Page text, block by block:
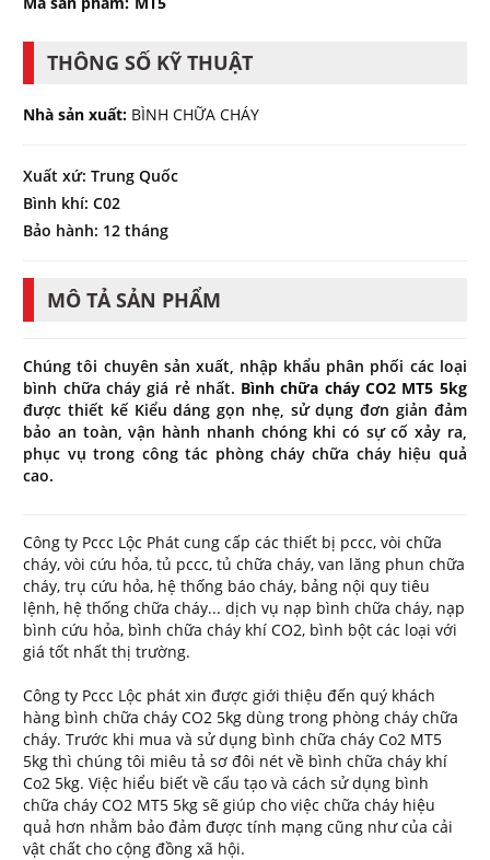
THÔNG SỐ KỸ THUẬT
Nhà sản xuất: BÌNH CHỮA CHÁY
Xuất xứ: Trung Quốc
Bình khí: C02
Bảo hành: 12 tháng
MÔ TẢ SẢN PHẨM
Chúng tôi chuyên sản xuất, nhập khẩu phân phối các loại
bình chữa cháy giá rẻ nhất. Bình chữa cháy CO2 MT5 5kg
được thiết kế Kiểu dáng gọn nhẹ, sử dụng đơn giản đảm
bảo an toàn, vận hành nhanh chóng khi có sự cố xảy ra,
phục vụ trong công tác phòng cháy chữa cháy hiệu quả
cao.
Công ty Pccc Lộc Phát cung cấp các thiết bị pccc, vòi chữa
cháy, vòi cứu hỏa, tủ pccc, tủ chữa cháy, van lăng phun chữa
cháy, trụ cứu hỏa, hệ thống báo cháy, bảng nội quy tiêu
lệnh, hệ thống chữa cháy... dịch vụ nạp bình chữa cháy, nạp
bình cứu hỏa, bình chữa cháy khí CO2, bình bột các loại với
giá tốt nhất thị trường.
Công ty Pccc Lộc phát xin được giới thiệu đến quý khách
hàng bình chữa cháy CO2 5kg dùng trong phòng cháy chữa
cháy. Trước khi mua và sử dụng bình chữa cháy Co2 MT5
5kg thì chúng tôi miêu tả sơ đôi nét về bình chữa cháy khí
Co2 5kg. Việc hiểu biết về cấu tạo và cách sử dụng bình
chữa cháy CO2 MT5 5kg sẽ giúp cho việc chữa cháy hiệu
quả hơn nhằm bảo đảm được tính mạng cũng như của cải
vật chất cho cộng đồng xã hội.